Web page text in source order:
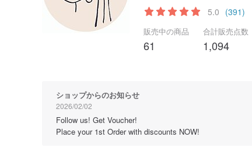
5.0 (391)
販売中の商品
61
合計販売点数
1,094
ショップからのお知らせ
2026/02/02
Follow us! Get Voucher!
Place your 1st Order with discounts NOW!